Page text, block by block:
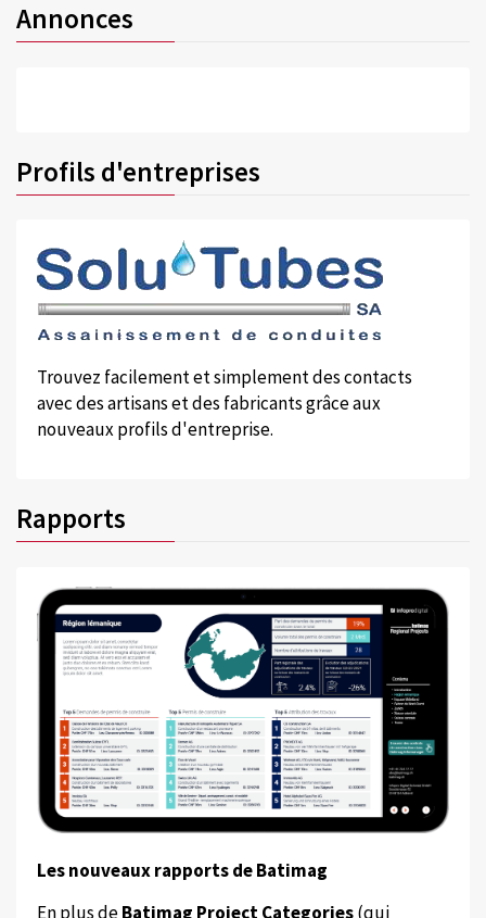
Annonces
Profils d'entreprises
Trouvez facilement et simplement des contacts
avec des artisans et des fabricants grâce aux
nouveaux profils d'entreprise.
Rapports
Les nouveaux rapports de Batimag
En plus deBatimag Project Categories(qui